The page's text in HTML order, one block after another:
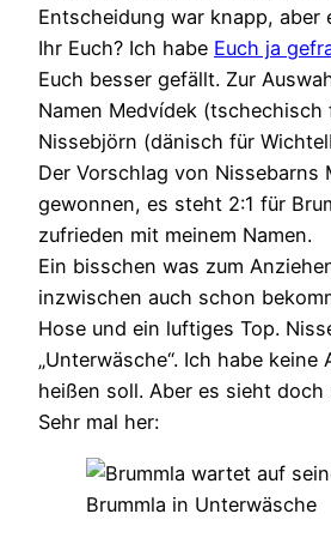
Entscheidung war knapp, aber
Ihr Euch? Ich habe Euch ja
Euch besser gefällt. Zur
Namen Medvídek (tschechisch
Nissebjörn (dänisch für
Der Vorschlag von Nissebarns
gewonnen, es steht 2:1 für
zufrieden mit meinem Namen.
Ein bisschen was zum
inzwischen auch schon
Hose und ein luftiges Top.
„Unterwäsche“. Ich habe keine
heißen soll. Aber es sieht doch
Sehr mal her:
Brummla in Unterwäsche